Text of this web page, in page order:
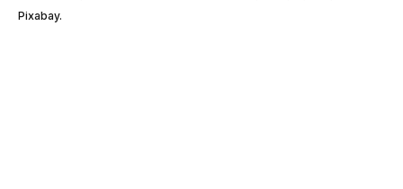
Pixabay.